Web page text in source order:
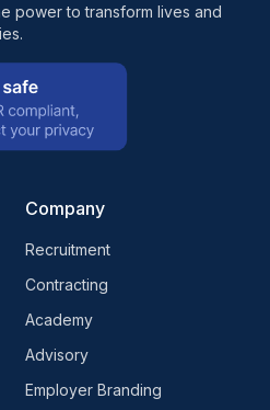
power to transform lives and
Company
Recruitment
Contracting
Academy
Advisory
Employer Branding